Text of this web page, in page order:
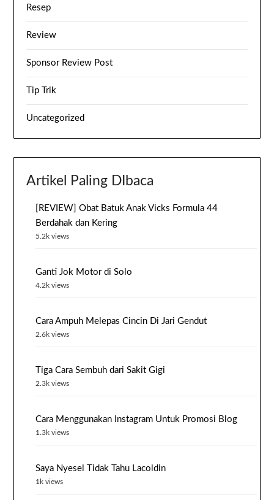
Resep
Review
Sponsor Review Post
Tip Trik
Uncategorized
Artikel Paling DIbaca
[REVIEW] Obat Batuk Anak Vicks Formula 44
Berdahak dan Kering
5.2k views
Ganti Jok Motor di Solo
4.2k views
Cara Ampuh Melepas Cincin Di Jari Gendut
2.6k views
Tiga Cara Sembuh dari Sakit Gigi
2.3k views
Cara Menggunakan Instagram Untuk Promosi Blog
1.3k views
Saya Nyesel Tidak Tahu Lacoldin
1k views